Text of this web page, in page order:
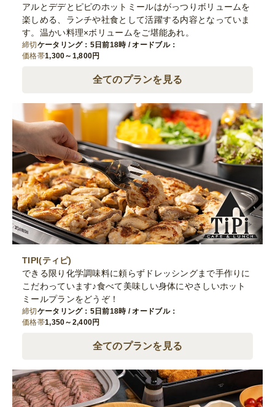
アルとデデとピピのホットミールはがっつりボリュームを
楽しめる、ランチや社食として活躍する内容となっていま
す。温かい料理×ボリュームをご堪能あれ。
締切ケータリング：5日前18時 / オードブル：
価格帯1,300～1,800円
全てのプランを見る
TIPI(ティピ)
できる限り化学調味料に頼らずドレッシングまで手作りに
こだわっています♪食べて美味しい身体にやさしいホット
ミールプランをどうぞ！
締切ケータリング：5日前18時 / オードブル：
価格帯1,350～2,400円
全てのプランを見る